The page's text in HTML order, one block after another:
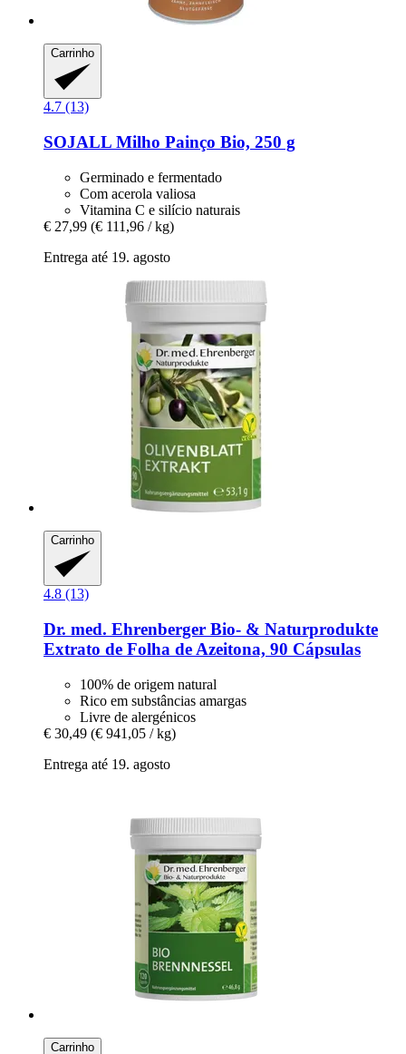
Carrinho
4.7 (13)
SOJALL Milho Painço Bio, 250 g
Germinado e fermentado
Com acerola valiosa
Vitamina C e silício naturais
€ 27,99 (€ 111,96 / kg)
Entrega até 19. agosto
Carrinho
4.8 (13)
Dr. med. Ehrenberger Bio- & Naturprodukte
Extrato de Folha de Azeitona, 90 Cápsulas
100% de origem natural
Rico em substâncias amargas
Livre de alergénicos
€ 30,49 (€ 941,05 / kg)
Entrega até 19. agosto
Carrinho